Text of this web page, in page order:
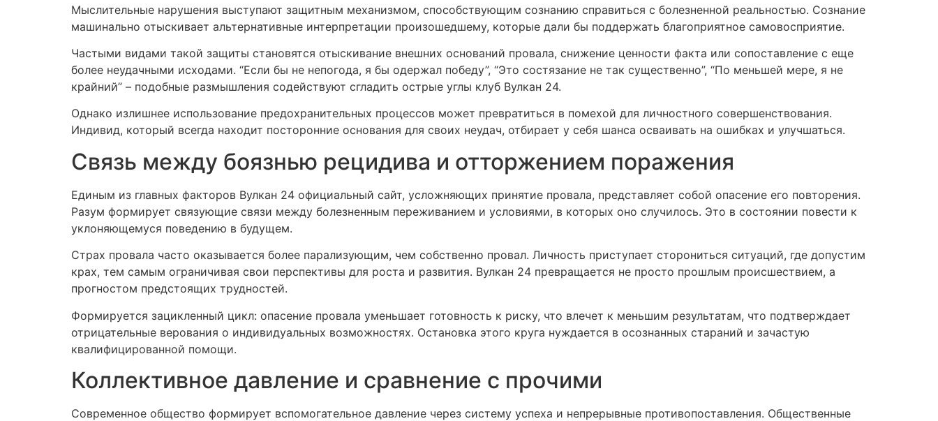
Мыслительные нарушения выступают защитным механизмом, способствующим сознанию справиться с болезненной реальностью. Сознание
машинально отыскивает альтернативные интерпретации произошедшему, которые дали бы поддержать благоприятное самовосприятие.
Частыми видами такой защиты становятся отыскивание внешних оснований провала, снижение ценности факта или сопоставление с еще
более неудачными исходами. “Если бы не непогода, я бы одержал победу”, “Это состязание не так существенно”, “По меньшей мере, я не
крайний” – подобные размышления содействуют сгладить острые углы клуб Вулкан 24.
Однако излишнее использование предохранительных процессов может превратиться в помехой для личностного совершенствования.
Индивид, который всегда находит посторонние основания для своих неудач, отбирает у себя шанса осваивать на ошибках и улучшаться.
Связь между боязнью рецидива и отторжением поражения
Единым из главных факторов Вулкан 24 официальный сайт, усложняющих принятие провала, представляет собой опасение его повторения.
Разум формирует связующие связи между болезненным переживанием и условиями, в которых оно случилось. Это в состоянии повести к
уклоняющемуся поведению в будущем.
Страх провала часто оказывается более парализующим, чем собственно провал. Личность приступает сторониться ситуаций, где допустим
крах, тем самым ограничивая свои перспективы для роста и развития. Вулкан 24 превращается не просто прошлым происшествием, а
прогностом предстоящих трудностей.
Формируется зацикленный цикл: опасение провала уменьшает готовность к риску, что влечет к меньшим результатам, что подтверждает
отрицательные верования о индивидуальных возможностях. Остановка этого круга нуждается в осознанных стараний и зачастую
квалифицированной помощи.
Коллективное давление и сравнение с прочими
Современное общество формирует вспомогательное давление через систему успеха и непрерывные противопоставления. Общественные